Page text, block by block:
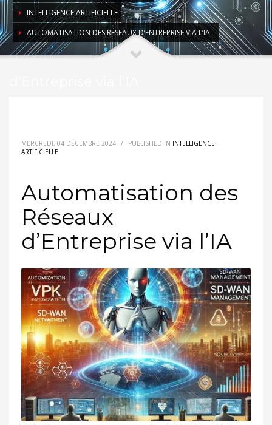
INTELLIGENCE ARTIFICIELLE
AUTOMATISATION DES RÉSEAUX D’ENTREPRISE VIA L’IA
MERCREDI, 04 DÉCEMBRE 2024 / PUBLISHED IN INTELLIGENCE
ARTIFICIELLE
Automatisation des
Réseaux
d’Entreprise via l’IA